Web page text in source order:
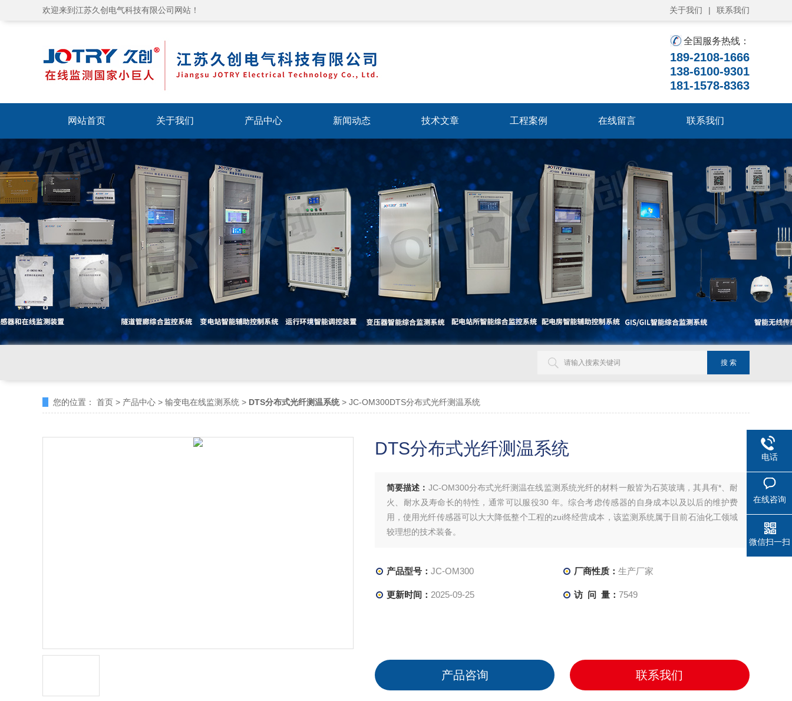
欢迎来到江苏久创电气科技有限公司网站！ 关于我们 | 联系我们
全国服务热线：
189-2108-1666
138-6100-9301
181-1578-8363
网站首页 关于我们 产品中心 新闻动态 技术文章 工程案例 在线留言 联系我们
您的位置： 首页 > 产品中心 > 输变电在线监测系统 > DTS分布式光纤测温系统> JC-OM300DTS分布式光纤测温系统
DTS分布式光纤测温系统
简要描述： JC-OM300分布式光纤测温在线监测系统光纤的材料一般皆为石英玻璃，其具有*、耐
火、耐水及寿命长的特性，通常可以服役30 年。综合考虑传感器的自身成本以及以后的维护费
用，使用光纤传感器可以大大降低整个工程的zui终经营成本，该监测系统属于目前石油化工领域
较理想的技术装备。
产品型号： JC-OM300 厂商性质： 生产厂家
更新时间： 2025-09-25 访 问 量： 7549
产品咨询 联系我们
电话
在线咨询
微信扫一扫